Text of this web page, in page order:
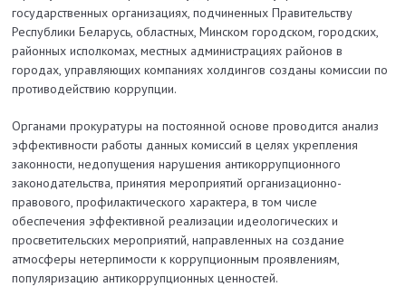
государственных организациях, подчиненных Правительству
Республики Беларусь, областных, Минском городском, городских,
районных исполкомах, местных администрациях районов в
городах, управляющих компаниях холдингов созданы комиссии по
противодействию коррупции.
Органами прокуратуры на постоянной основе проводится анализ
эффективности работы данных комиссий в целях укрепления
законности, недопущения нарушения антикоррупционного
законодательства, принятия мероприятий организационно-
правового, профилактического характера, в том числе
обеспечения эффективной реализации идеологических и
просветительских мероприятий, направленных на создание
атмосферы нетерпимости к коррупционным проявлениям,
популяризацию антикоррупционных ценностей.